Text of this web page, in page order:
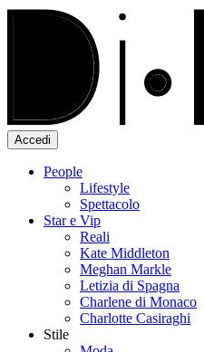
Accedi
People
Lifestyle
Spettacolo
Star e Vip
Reali
Kate Middleton
Meghan Markle
Letizia di Spagna
Charlene di Monaco
Charlotte Casiraghi
Stile